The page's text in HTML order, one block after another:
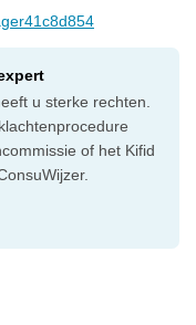
u sterke rechten.
of het Kifid